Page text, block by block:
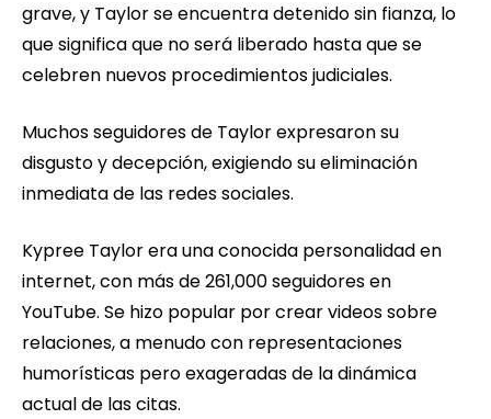
grave, y Taylor se encuentra detenido sin fianza, lo
que significa que no será liberado hasta que se
celebren nuevos procedimientos judiciales.
Muchos seguidores de Taylor expresaron su
disgusto y decepción, exigiendo su eliminación
inmediata de las redes sociales.
Kypree Taylor era una conocida personalidad en
internet, con más de 261,000 seguidores en
YouTube. Se hizo popular por crear videos sobre
relaciones, a menudo con representaciones
humorísticas pero exageradas de la dinámica
actual de las citas.